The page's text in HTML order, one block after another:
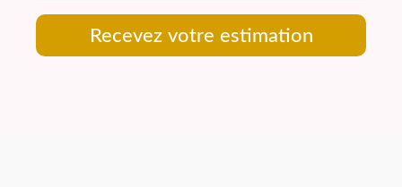
Recevez votre estimation